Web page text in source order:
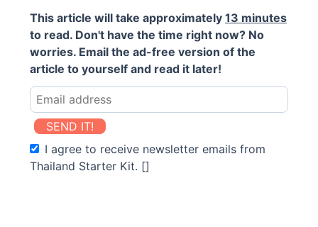
This article will take approximately 13 minutes
to read. Don't have the time right now? No
worries. Email the ad-free version of the
article to yourself and read it later!
SEND IT!
I agree to receive newsletter emails from
Thailand Starter Kit. []